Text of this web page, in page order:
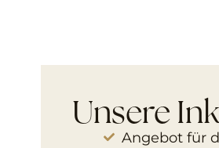
Unsere
Angebot für